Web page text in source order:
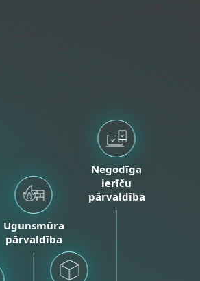
Ugunsmūra
pārvaldība
Negodīga
ierīču
pārvaldība